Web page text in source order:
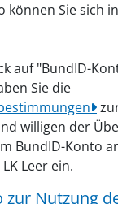
können Sie sich
auf "BundID-
Sie die
willigen der
BundID-Konto
Leer ein.
zur Nutzung